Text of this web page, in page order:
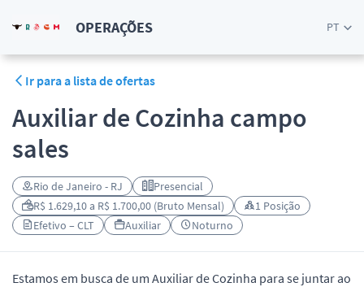
OPERAÇÕES PT
Ir para a lista de ofertas
Auxiliar de Cozinha campo
sales
Rio de Janeiro - RJ
Presencial
R$ 1.629,10 a R$ 1.700,00 (Bruto Mensal)
1 Posição
Efetivo – CLT
Auxiliar Noturno
Estamos em busca de um Auxiliar de Cozinha para se juntar ao